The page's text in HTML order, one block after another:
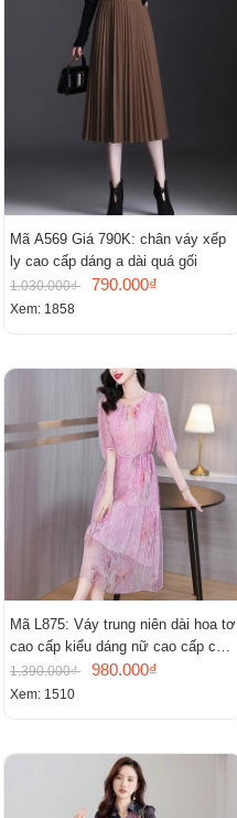
Mã A569 Giá 790K: chân váy xếp
ly cao cấp dáng a dài quá gối
1.030.000₫ 790.000₫
Xem: 1858
Mã L875: Váy trung niên dài hoa tơ
cao cấp kiểu dáng nữ cao cấp cao
cấp thần
1.390.000₫ 980.000₫
Xem: 1510